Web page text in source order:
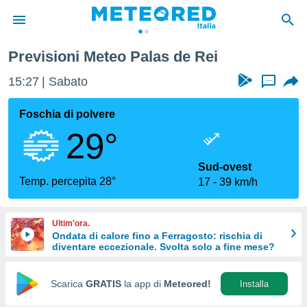
di
per
le
di
Web
Previsioni Meteo Palas de Rei
15:27 Sabato ...
Foschia di polvere
29°
Temp. percepita 28°
Sud-ovest
17
39 km/h
Ultim'ora.
Ondata di calore fino a Ferragosto: rischia di
diventare eccezionale. Svolta solo a fine mese?
Scarica GRATIS la app di Meteored! Installa